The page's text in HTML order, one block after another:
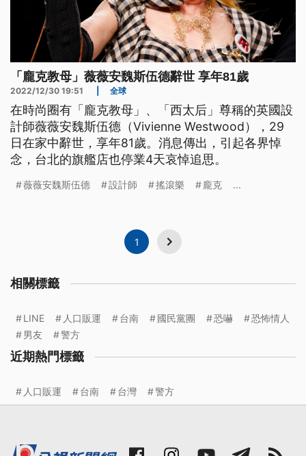
「龐克教母」薇薇安魏斯伍德辭世 享年81歲
2022/12/30 19:51 全球
在時尚圈有「龐克教母」、「西太后」尊稱的英國設
計師薇薇安魏斯伍德（Vivienne Westwood），29
日在家中辭世，享年81歲。消息傳出，引起各界悼
念，台北的旗艦店也停業4天哀悼追思。
薇薇安魏斯伍德 設計師 搖滾樂 龐克 ...
1
相關標籤
LINE 人口販運 台南 國民黨團 恐嚇
恐怖情人
男友
警方
近期熱門標籤
人口販運 台南 台灣 警方